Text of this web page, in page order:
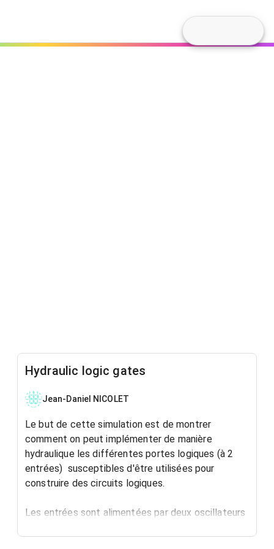
Hydraulic logic gates
Jean-Daniel NICOLET
Le but de cette simulation est de montrer
comment on peut implémenter de manière
hydraulique les différentes portes logiques (à 2
entrées) susceptibles d'être utilisées pour
construire des circuits logiques.
Les entrées sont alimentées par deux oscillateurs